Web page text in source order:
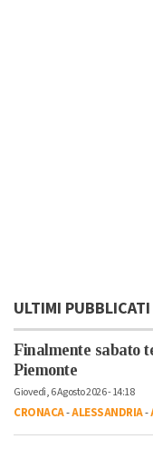
ULTIMI PUBBLICATI
Finalmente sabato
Piemonte
Giovedì, 6 Agosto 2026 - 14:18
CRONACA-ALESSANDRIA-